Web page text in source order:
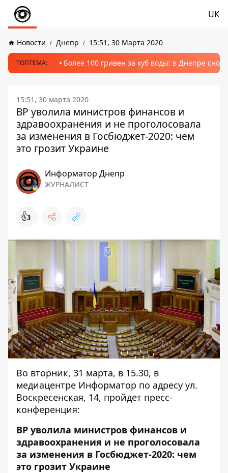
UK
Новости Днепр 15:51, 30 Марта 2020
ТОПТЕМА: Более 100 гривен за куб воды: в Днепре
15:51, 30 марта 2020
ВР уволила министров финансов и
здравоохранения и не проголосовала
за изменения в Госбюджет-2020: чем
это грозит Украине
Информатор Днепр
ЖУРНАЛИСТ
👍
Во вторник, 31 марта, в 15.30, в
медиацентре Информатор по адресу ул.
Воскресенская, 14, пройдет пресс-
конференция:
ВР уволила министров финансов и
здравоохранения и не проголосовала
за изменения в Госбюджет-2020: чем
это грозит Украине